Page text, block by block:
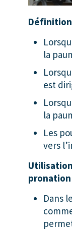
la
est
la
Les
vers
pronation
Dans